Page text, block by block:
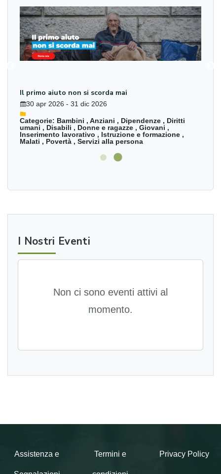
Il primo aiuto non si scorda mai
30 apr 2026 - 31 dic 2026
Categorie: Bambini , Anziani , Dipendenze , Diritti
umani , Disabili , Donne e ragazze , Giovani ,
Inserimento lavorativo , Istruzione e formazione ,
Malati , Povertà , Servizi alla persona
I Nostri Eventi
Non ci sono eventi attivi al
momento.
Assistenza e Termini e Privacy Policy